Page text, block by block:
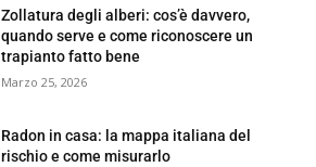
Zollatura degli alberi: cos’è davvero,
quando serve e come riconoscere un
trapianto fatto bene
Marzo 25, 2026
Radon in casa: la mappa italiana del
rischio e come misurarlo